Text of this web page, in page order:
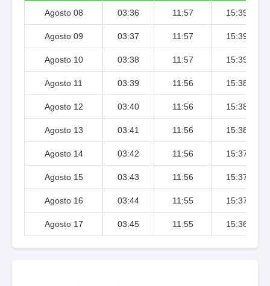
Agosto 08 03:36 11:57 15:39
Agosto 09 03:37 11:57 15:39
Agosto 10 03:38 11:57 15:39
Agosto 11 03:39 11:56 15:38
Agosto 12 03:40 11:56 15:38
Agosto 13 03:41 11:56 15:38
Agosto 14 03:42 11:56 15:37
Agosto 15 03:43 11:56 15:37
Agosto 16 03:44 11:55 15:37
Agosto 17 03:45 11:55 15:36